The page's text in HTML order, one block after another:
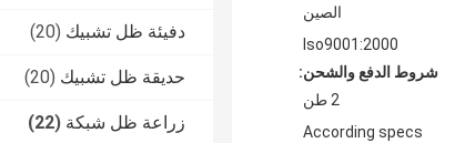
دفيئة ظل تشبيك (20)
حديقة ظل تشبيك (20)
زراعة ظل شبكة (22)
الصين
Iso9001:2000
شروط الدفع والشحن:
2 طن
According specs